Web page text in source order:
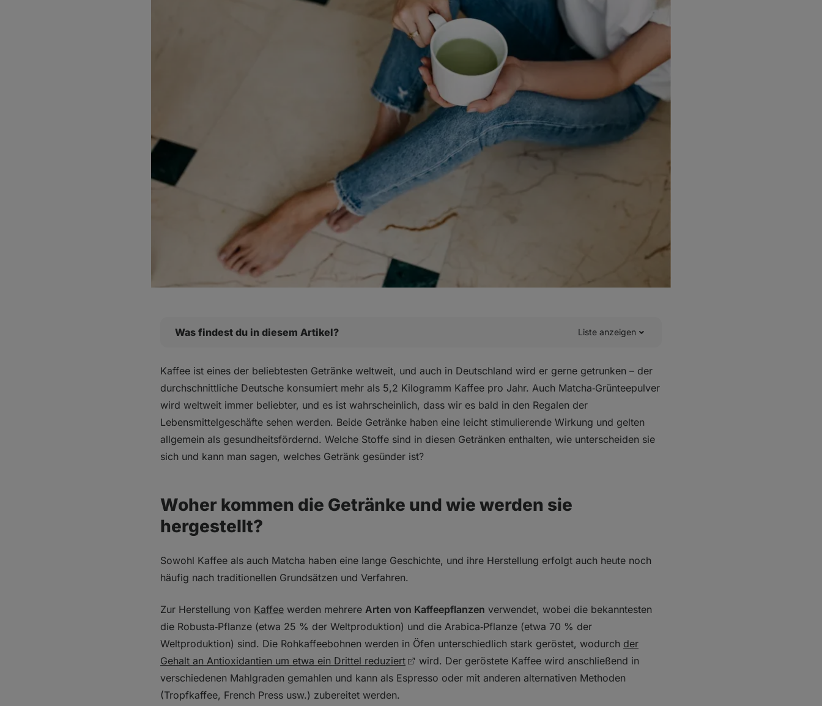
Was findest du in diesem Artikel? Liste anzeigen
Woher kommen die Getränke und wie werden sie hergestellt?
Koffein
Antioxidantien
Theanin
BIO ⁠Japanischer Matcha Tee
Auch bei Kaffee geht es definitiv nicht nur um Koffein
Antioxidantien
BIO Frisch gerösteter Kaffee
Welches Getränk ist gesünder?
Kaffee ist eines der beliebtesten Getränke weltweit, und auch in Deutschland wird er gerne getrunken – der
durchschnittliche Deutsche konsumiert mehr als 5,2 Kilogramm Kaffee pro Jahr. Auch Matcha‑Grünteepulver
wird weltweit immer beliebter, und es ist wahrscheinlich, dass wir es bald in den Regalen der
Lebensmittelgeschäfte sehen werden. Beide Getränke haben eine leicht stimulierende Wirkung und gelten
allgemein als gesundheitsfördernd. Welche Stoffe sind in diesen Getränken enthalten, wie unterscheiden sie
sich und kann man sagen, welches Getränk gesünder ist?
Woher kommen die Getränke und wie werden sie
hergestellt?
Sowohl Kaffee als auch Matcha haben eine lange Geschichte, und ihre Herstellung erfolgt auch heute noch
häufig nach traditionellen Grundsätzen und Verfahren.
Zur Herstellung von Kaffee werden mehrere Arten von Kaffeepflanzen verwendet, wobei die bekanntesten
die Robusta‑Pflanze (etwa 25 % der Weltproduktion) und die Arabica‑Pflanze (etwa 70 % der
Weltproduktion) sind. Die Rohkaffeebohnen werden in Öfen unterschiedlich stark geröstet, wodurch der
Gehalt an Antioxidantien um etwa ein Drittel reduziert
wird. Der geröstete Kaffee wird anschließend in
verschiedenen Mahlgraden gemahlen und kann als Espresso oder mit anderen alternativen Methoden
(Tropfkaffee, French Press usw.) zubereitet werden.